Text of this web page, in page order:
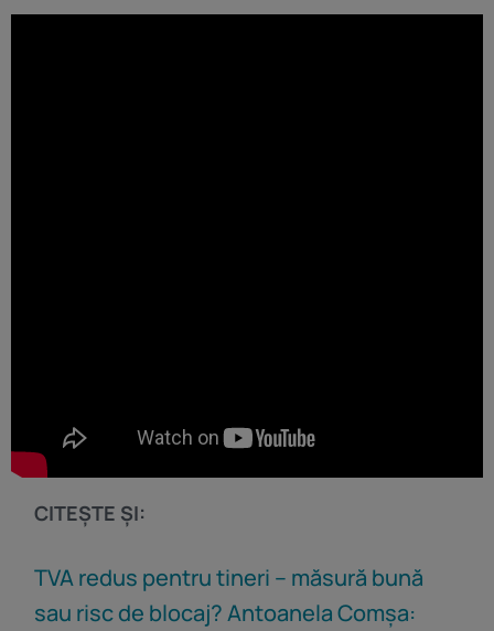
CITEȘTE ȘI:
TVA redus pentru tineri – măsură bună
sau risc de blocaj? Antoanela Comșa: